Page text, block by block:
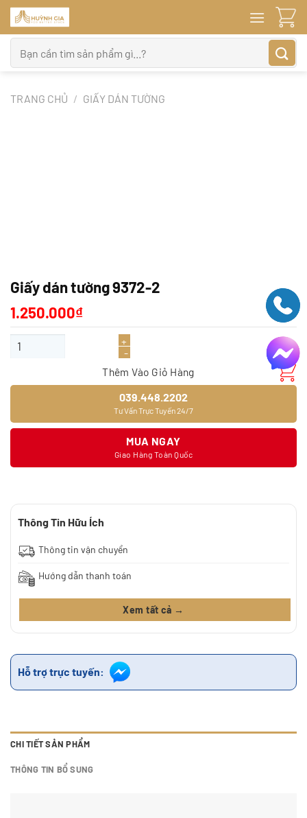
Bỏ
qua
nội
dung
kiếm:
TRANG CHỦ / GIẤY DÁN TƯỜNG
Giấy dán tường 9372-2
1.250.000₫
Giấy dán tường 9372-2 số lượng
Thêm Vào Giỏ Hàng
039.448.2202
Tư Vấn Trực Tuyến 24/7
MUA NGAY
Giao Hàng Toàn Quốc
Thông Tin Hữu Ích
Thông tin vận chuyển
Hướng dẫn thanh toán
Xem tất cả →
Hỗ trợ trực tuyến:
CHI TIẾT SẢN PHẨM
THÔNG TIN BỔ SUNG